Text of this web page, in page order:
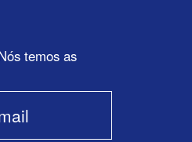
temos as